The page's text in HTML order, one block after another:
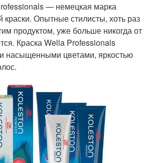
— немецкая марка
Опытные стилисты, хоть раз
продуктом, уже больше никогда от
Краска Wella Professionals
насыщенными цветами, яркостью